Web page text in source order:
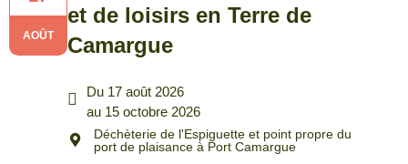
AOÛT
et de loisirs en Terre de
Camargue
Du 17 août 2026
au 15 octobre 2026
Déchèterie de l'Espiguette et point propre du
port de plaisance à Port Camargue